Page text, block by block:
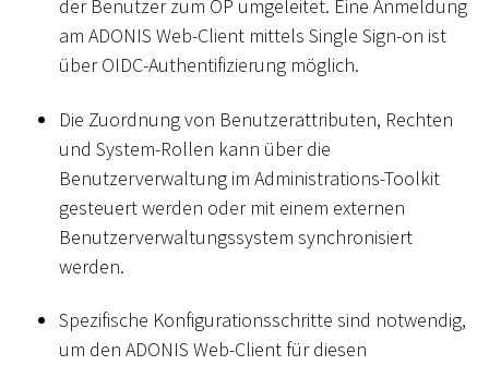
der Benutzer zum OP umgeleitet. Eine Anmeldung
am ADONIS Web-Client mittels Single Sign-on ist
über OIDC-Authentifizierung möglich.
Die Zuordnung von Benutzerattributen, Rechten
und System-Rollen kann über die
Benutzerverwaltung im Administrations-Toolkit
gesteuert werden oder mit einem externen
Benutzerverwaltungssystem synchronisiert
werden.
Spezifische Konfigurationsschritte sind notwendig,
um den ADONIS Web-Client für diesen